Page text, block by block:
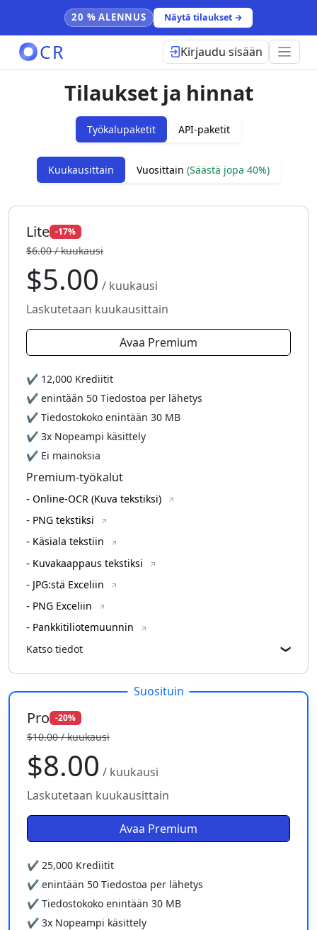
20 % ALENNUS Näytä tilaukset →
CR Kirjaudu sisään
Tilaukset ja hinnat
Kuukausittain Vuosittain (Säästä jopa 40%)
Työkalupaketit API-paketit
Lite -17%
$6.00 / kuukausi
$5.00 / kuukausi
Laskutetaan kuukausittain
Avaa Premium
✔ 12,000 Krediitit
✔ enintään 50 Tiedostoa per lähetys
✔ Tiedostokoko enintään 30 MB
✔ 3x Nopeampi käsittely
✔ Ei mainoksia
Premium-työkalut
- Online-OCR (Kuva tekstiksi)
- PNG tekstiksi
- Käsiala tekstiin
- Kuvakaappaus tekstiksi
- JPG:stä Exceliin
- PNG Exceliin
- Pankkitiliotemuunnin
Katso tiedot
❯
Suosituin
Pro -20%
$10.00 / kuukausi
$8.00 / kuukausi
Laskutetaan kuukausittain
Avaa Premium
✔ 25,000 Krediitit
✔ enintään 50 Tiedostoa per lähetys
✔ Tiedostokoko enintään 30 MB
✔ 3x Nopeampi käsittely